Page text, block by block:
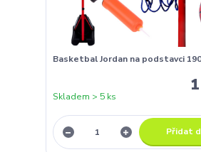
Basketbal Jordan na podstavci
Skladem > 5 ks
Přidat